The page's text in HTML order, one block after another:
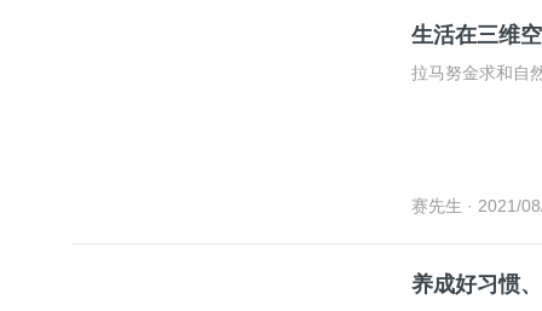
生活在三维
拉马努金求和自
赛先生 · 2021/
养成好习惯